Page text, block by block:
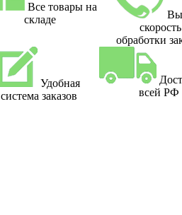
Все товары на
складе
скорость
обработки
Удобная
система заказов
всей РФ